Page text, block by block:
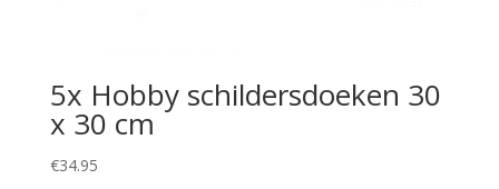
5x Hobby schildersdoeken 30
x 30 cm
€34.95